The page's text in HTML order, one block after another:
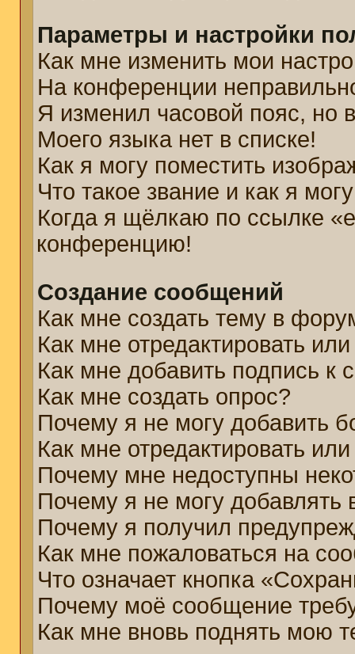
Параметры и настройки
Как мне изменить мои
На конференции
Я изменил часовой пояс, но
Моего языка нет в списке!
Как я могу поместить
Что такое звание и как я
Когда я щёлкаю по ссылке
конференцию!
Создание сообщений
Как мне создать тему в
Как мне отредактировать
Как мне добавить подпись
Как мне создать опрос?
Почему я не могу добавить
Как мне отредактировать
Почему мне недоступны
Почему я не могу добавлять
Почему я получил
Как мне пожаловаться на
Что означает кнопка
Почему моё сообщение
Как мне вновь поднять мою